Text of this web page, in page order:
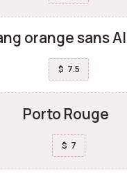
orange sans
$ 7.5
Porto Rouge
$ 7